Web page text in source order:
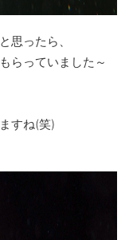
思ったら、
らっていました～
すね(笑)